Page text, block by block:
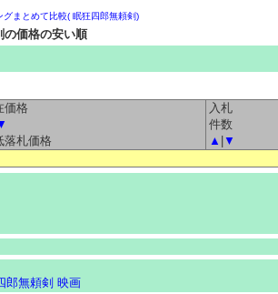
グまとめて比較( 眠狂四郎無頼剣)
の価格の安い順
価格
落札価格
入札
件数
▲ |▼
郎無頼剣 映画